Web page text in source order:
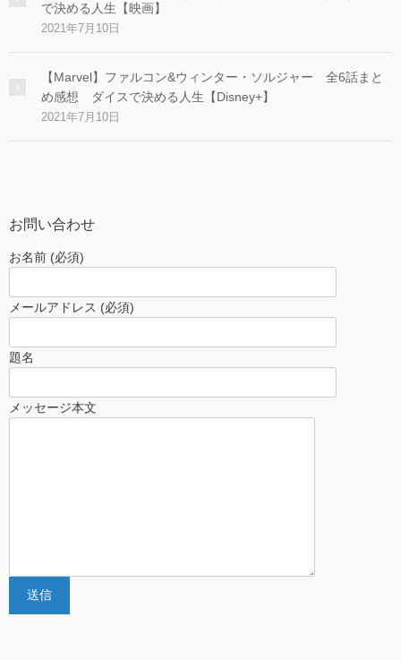
で決める人生【映画】
2021年7月10日
【Marvel】ファルコン&ウィンター・ソルジャー 全6話まと
め感想 ダイスで決める人生【Disney+】
2021年7月10日
お問い合わせ
お名前 (必須)
メールアドレス (必須)
題名
メッセージ本文